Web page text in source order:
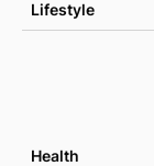
Lifestyle
Health